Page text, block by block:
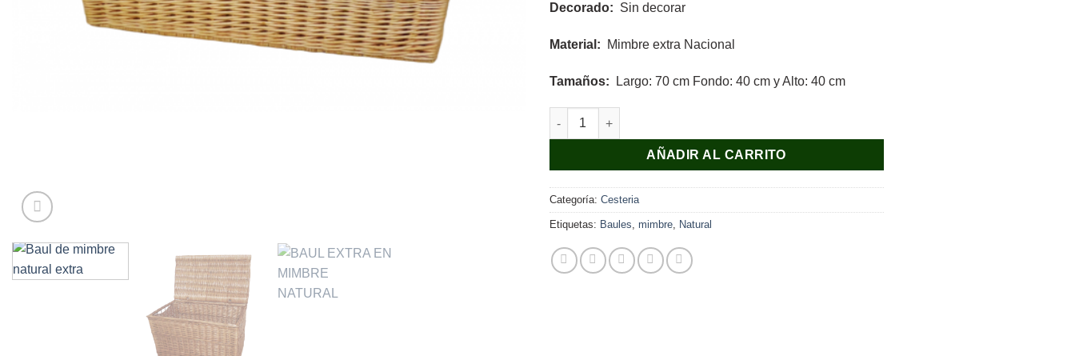
Decorado: Sin decorar
Material: Mimbre extra Nacional
Tamaños: Largo: 70 cm Fondo: 40 cm y Alto: 40 cm
Baúl extra Mimbre de 70 cm cantidad
AÑADIR AL CARRITO
Categoría: Cesteria
Etiquetas: Baules, mimbre, Natural